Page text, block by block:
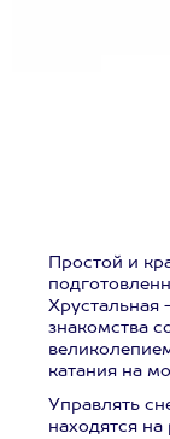
Простой и
Хрустальная
знакомства
катания на
Управлять
находятся